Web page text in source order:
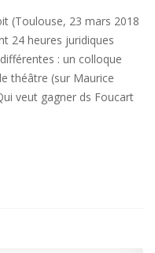
(Toulouse, 23 mars 2018
24 heures juridiques
: un colloque
théâtre (sur Maurice
veut gagner ds Foucart